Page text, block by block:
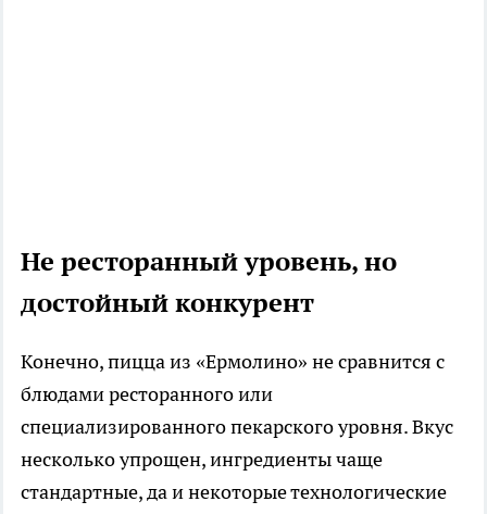
Не ресторанный уровень, но
достойный конкурент
Конечно, пицца из «Ермолино» не сравнится с
блюдами ресторанного или
специализированного пекарского уровня. Вкус
несколько упрощен, ингредиенты чаще
стандартные, да и некоторые технологические